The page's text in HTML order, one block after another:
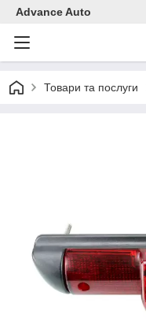
Advance Auto
Товари та послуги